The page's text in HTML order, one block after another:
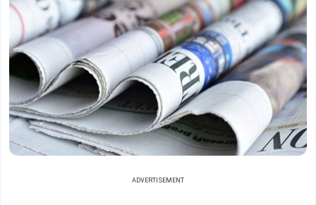
ADVERTISEMENT